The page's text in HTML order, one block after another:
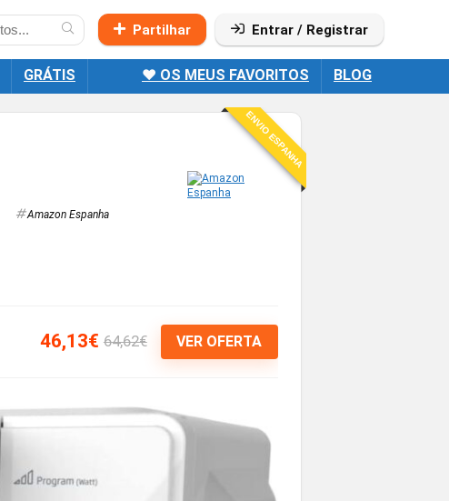
Partilhar Entrar / Registrar
GRÁTIS ❤️ OS MEUS FAVORITOS BLOG
ENVIO ESPANHA
Amazon Espanha
46,13€ 64,62€ VER OFERTA